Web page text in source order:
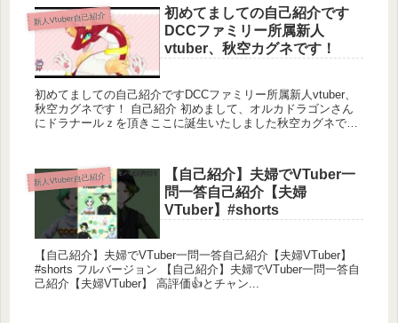
新人Vtuber自己紹介
初めてましての自己紹介です
DCCファミリー所属新人
vtuber、秋空カグネです！
初めてましての自己紹介ですDCCファミリー所属新人vtuber、
秋空カグネです！ 自己紹介 初めまして、オルカドラゴンさん
にドラナールｚを頂きここに誕生いたしました秋空カグネで
新人Vtuber自己紹介
【自己紹介】夫婦でVTuber一
問一答自己紹介【夫婦
VTuber】#shorts
【自己紹介】夫婦でVTuber一問一答自己紹介【夫婦VTuber】
#shorts フルバージョン 【自己紹介】夫婦でVTuber一問一答自
己紹介【夫婦VTuber】 高評価👍とチャン...